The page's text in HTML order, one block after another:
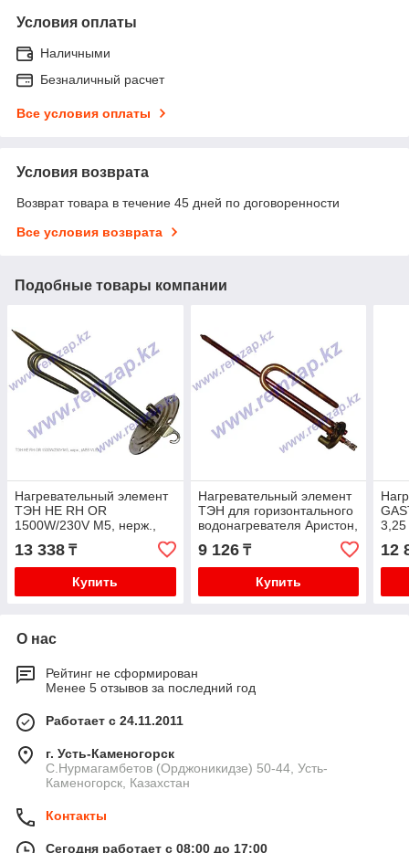
Условия оплаты
Наличными
Безналичный расчет
Все условия оплаты
Условия возврата
Возврат товара в течение 45 дней по договоренности
Все условия возврата
Подобные товары компании
Нагревательный элемент
ТЭН HE RH OR
1500W/230V M5, нерж.,
(ABS, VLS) 35006342
13 338 ₸
Купить
Нагревательный элемент
ТЭН для горизонтального
водонагревателя Аристон,
Термекс RCF OR TW
1500W/230V
9 126₸
Купить
30)
12
О нас
Рейтинг не сформирован
Менее 5 отзывов за последний год
Работает с 24.11.2011
г. Усть-Каменогорск
С.Нурмагамбетов (Орджоникидзе) 50-44, Усть-
Каменогорск, Казахстан
Контакты
Сегодня работает с 08:00 до 17:00